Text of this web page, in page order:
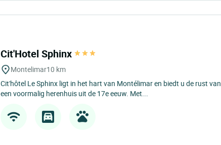
Cit'Hotel Sphinx
Montelimar10 km
Cit'hôtel Le Sphinx ligt in het hart van Montélimar en biedt u de rust van
een voormalig herenhuis uit de 17e eeuw. Met...